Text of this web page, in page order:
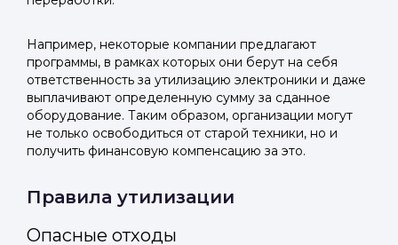
Отправить код
ВКонтакте
или подайте через форму на сайте
Войти в ЛК и заполнить форму
ВКонтакте
или подайте через форму на сайте
Войти в ЛК и заполнить форму
Например, некоторые компании предлагают
программы, в рамках которых они берут на себя
ответственность за утилизацию электроники и даже
выплачивают определенную сумму за сданное
оборудование. Таким образом, организации могут
не только освободиться от старой техники, но и
получить финансовую компенсацию за это.
Правила утилизации
Опасные отходы